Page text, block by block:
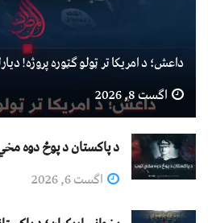
داعش؛ د امریکا تر ټولو ګټوره پروژه!
اگست 8, 2026
د پاکستان د پوځ دوه
اگست 6, 2026